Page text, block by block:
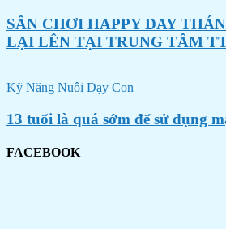
SÂN CHƠI HAPPY DAY
LẠI LÊN TẠI TRUNG TÂM
Kỹ Năng Nuôi Dạy Con
13 tuổi là quá sớm để sử dụng
FACEBOOK